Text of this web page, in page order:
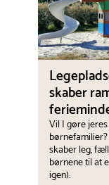
skaber
Vil I gøre
skaber leg,
børnene til at
igen).